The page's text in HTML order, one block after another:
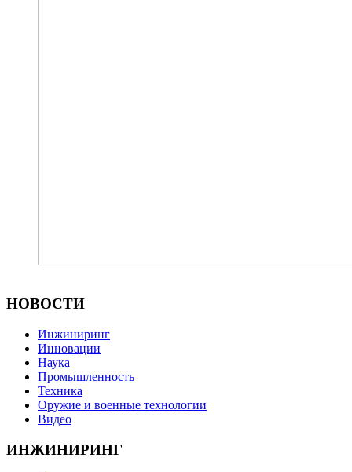
НОВОСТИ
Инжиниринг
Инновации
Наука
Промышленность
Техника
Оружие и военные технологии
Видео
ИНЖИНИРИНГ